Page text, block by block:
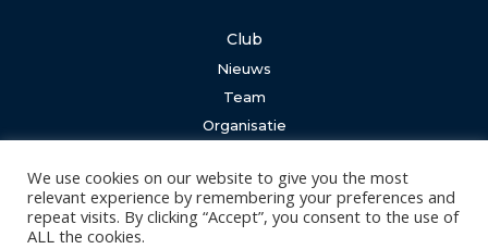
Club
Nieuws
Team
Organisatie
Wedstrijden
We use cookies on our website to give you the most
relevant experience by remembering your preferences and
repeat visits. By clicking “Accept”, you consent to the use of
ALL the cookies.